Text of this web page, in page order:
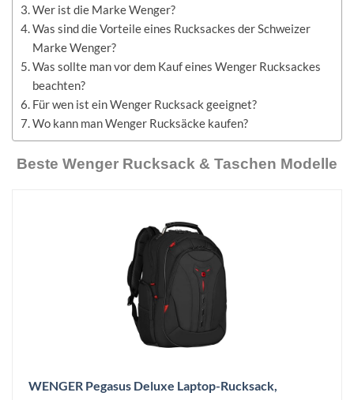
Wer ist die Marke Wenger?
Was sind die Vorteile eines Rucksackes der Schweizer
Marke Wenger?
Was sollte man vor dem Kauf eines Wenger Rucksackes
beachten?
Für wen ist ein Wenger Rucksack geeignet?
Wo kann man Wenger Rucksäcke kaufen?
Beste Wenger Rucksack & Taschen Modelle
WENGER Pegasus Deluxe Laptop-Rucksack,